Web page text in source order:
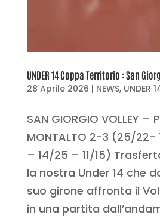
UNDER 14 Coppa Territorio : San
28 Aprile 2026 | NEWS, UNDER
SAN GIORGIO VOLLEY –
MONTALTO 2-3 (25/22-
– 14/25 – 11/15)
la nostra Under 14 che
suo girone affronta il
in una partita